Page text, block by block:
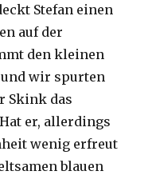
Stefan einen
auf der
den kleinen
wir spurten
Skink das
er, allerdings
wenig erfreut
blauen